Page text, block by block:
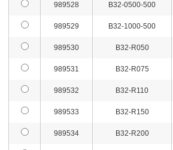
989528 B32-0500-500
989529 B32-1000-500
989530 B32-R050
989531 B32-R075
989532 B32-R110
989533 B32-R150
989534 B32-R200